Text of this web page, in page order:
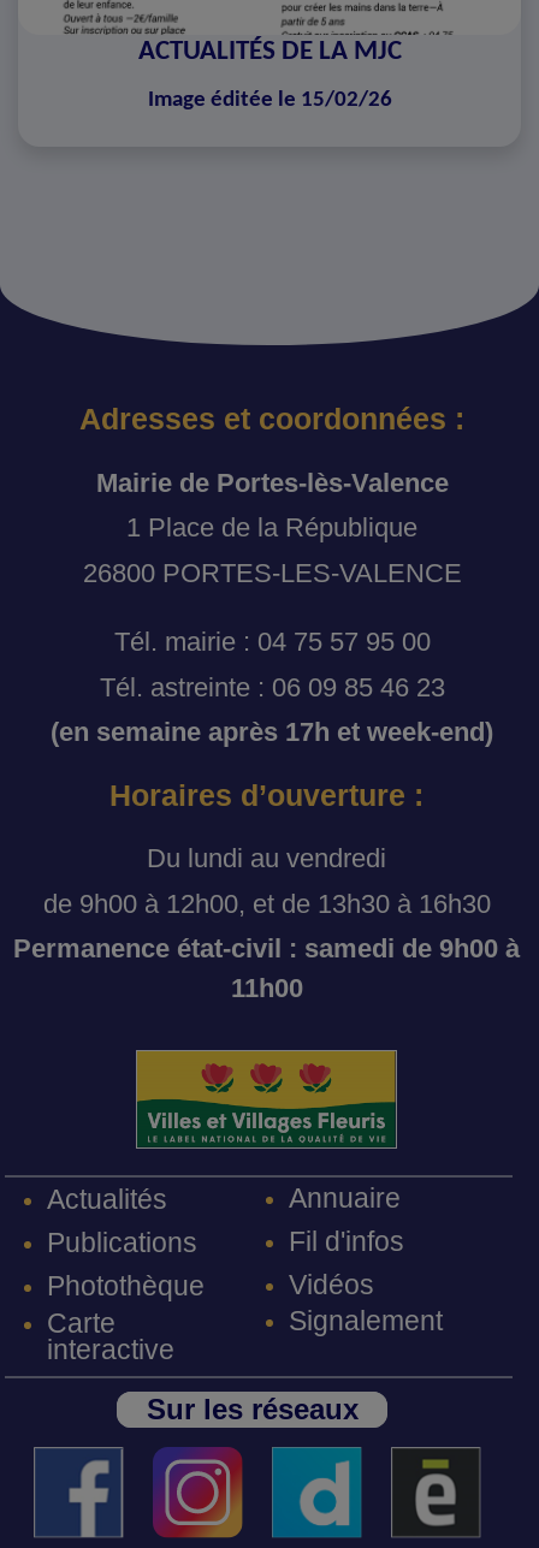
ACTUALITÉS DE LA MJC
Image éditée le 15/02/26
Adresses et coordonnées :
Mairie de Portes-lès-Valence
1 Place de la République
26800 PORTES-LES-VALENCE
Tél. mairie : 04 75 57 95 00
Tél. astreinte : 06 09 85 46 23
(en semaine après 17h et week-end)
Horaires d’ouverture :
Du lundi au vendredi
de 9h00 à 12h00, et de 13h30 à 16h30
Permanence état-civil : samedi de 9h00 à
11h00
Actualités
Publications
Photothèque
Carte
interactive
Annuaire
Fil d'infos
Vidéos
Signalement
Sur les réseaux